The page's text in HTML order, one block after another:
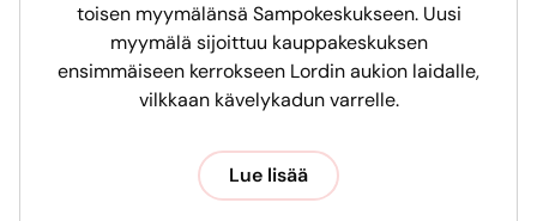
toisen myymälänsä Sampokeskukseen. Uusi
myymälä sijoittuu kauppakeskuksen
ensimmäiseen kerrokseen Lordin aukion laidalle,
vilkkaan kävelykadun varrelle.
Lue lisää